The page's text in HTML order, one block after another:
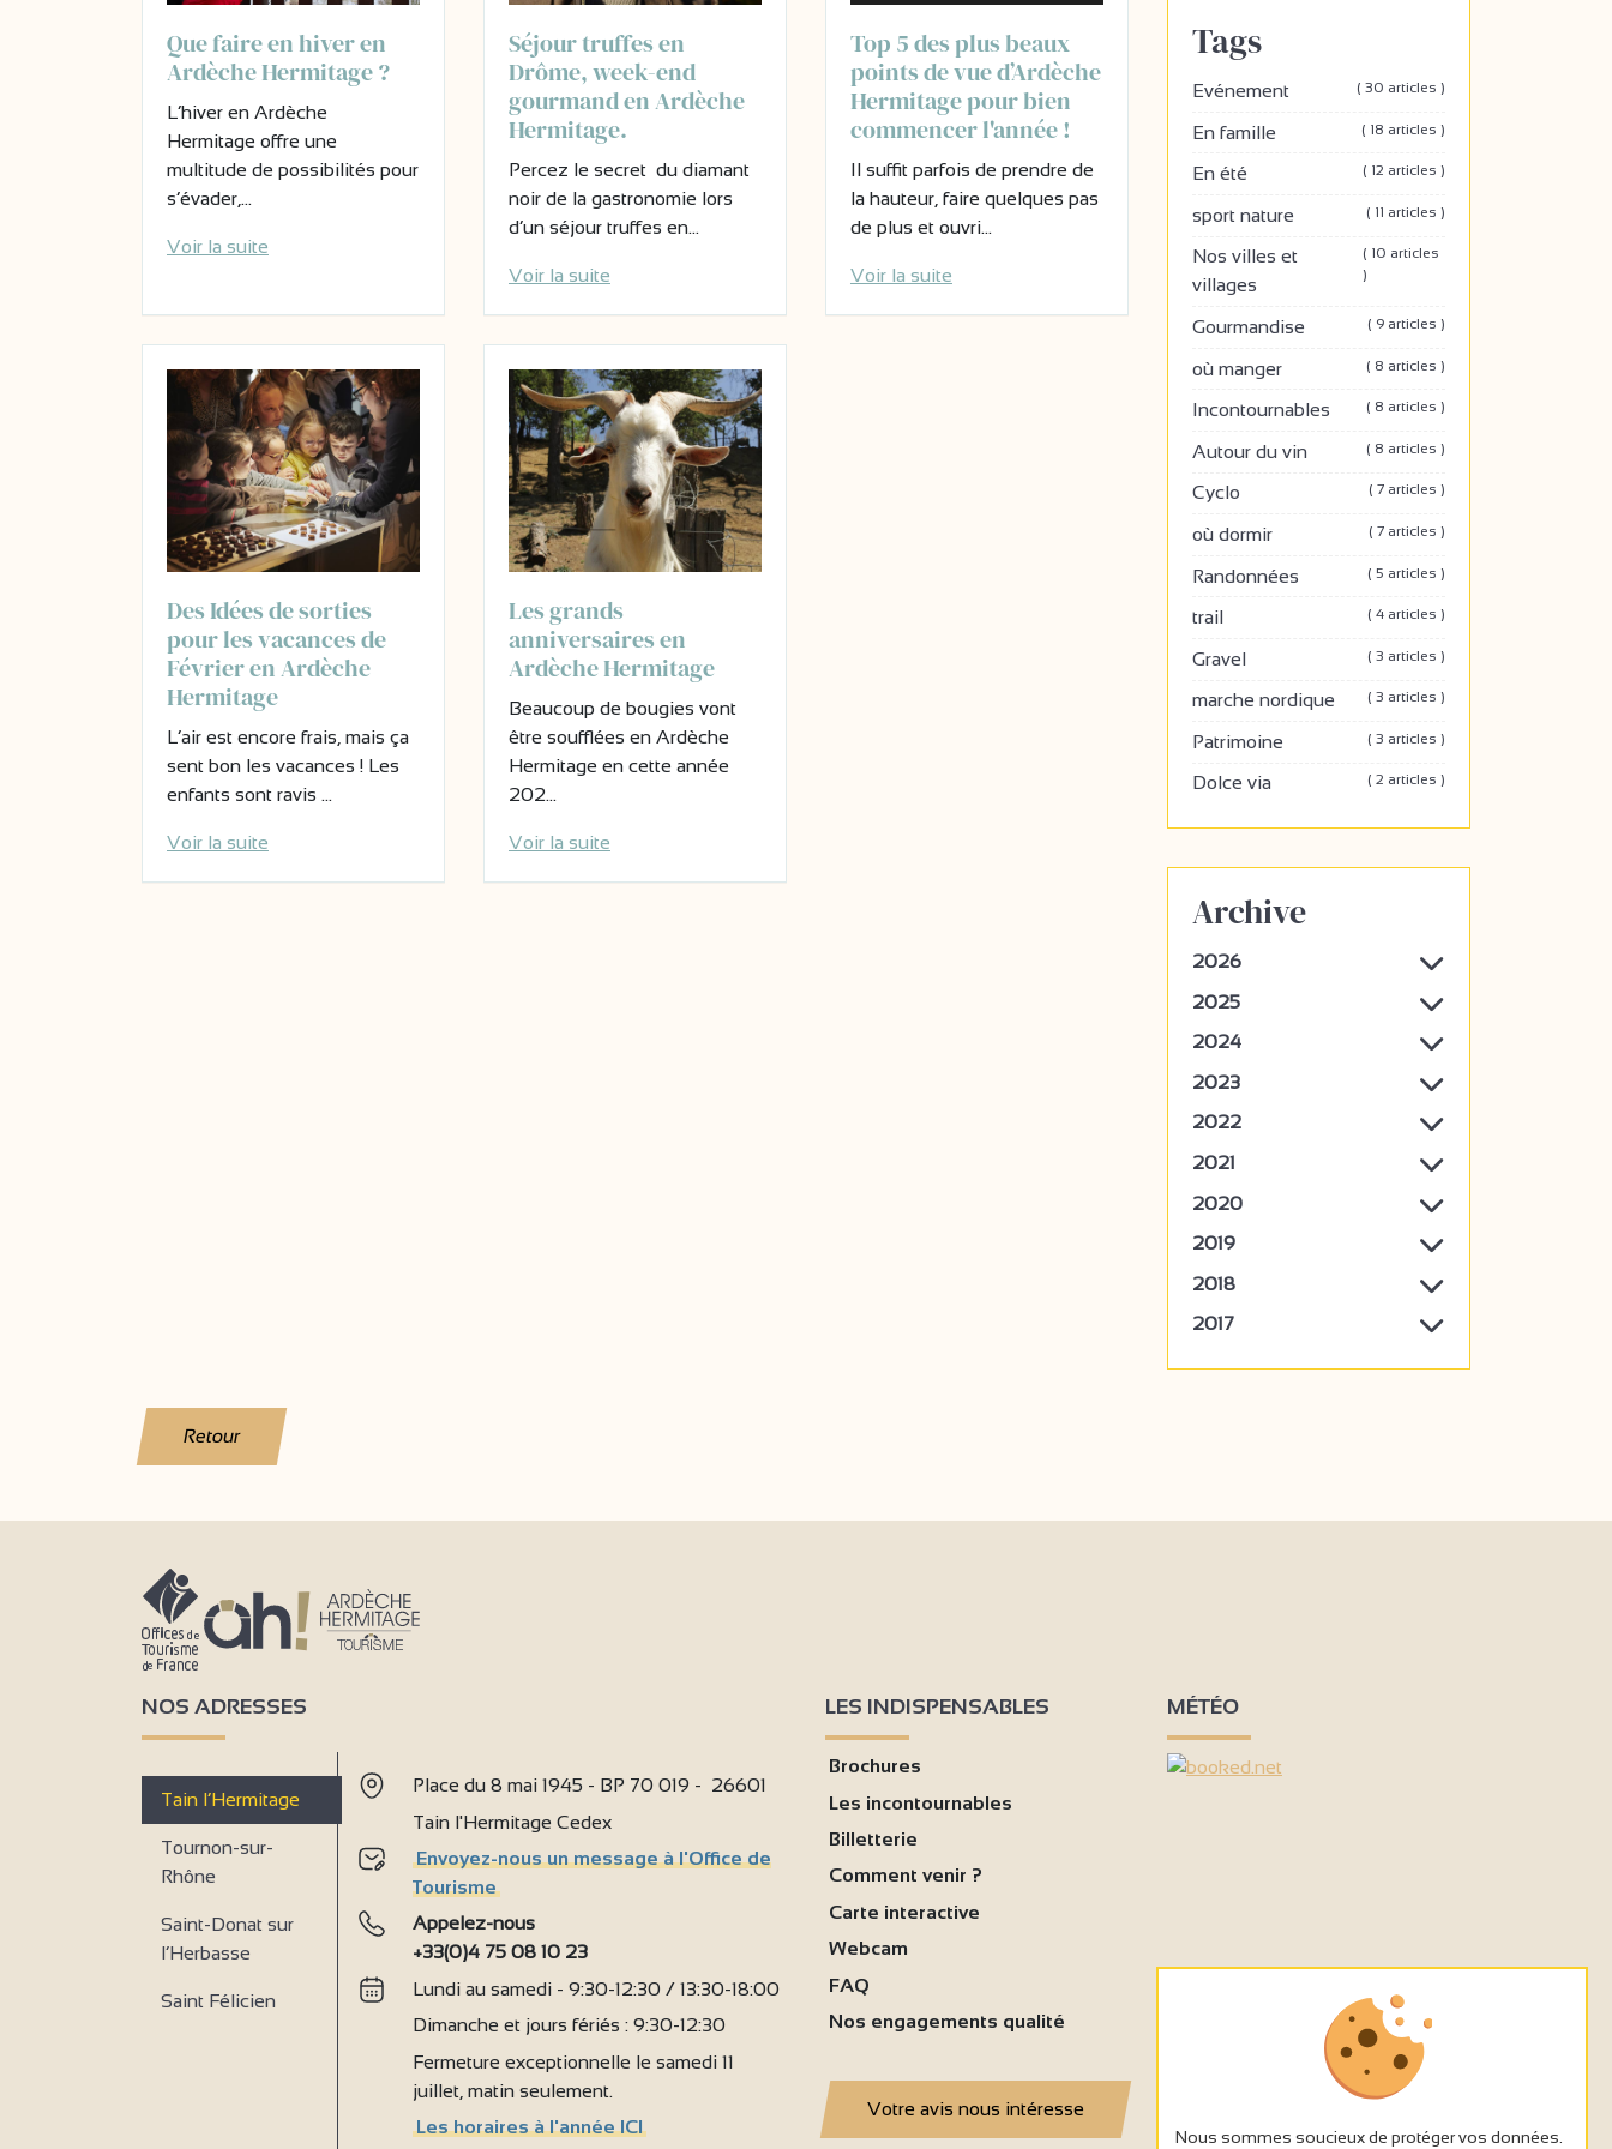
Que faire en hiver en
Ardèche Hermitage ?
L’hiver en Ardèche
Hermitage offre une
multitude de possibilités pour
s’évader,…
Voir la suite
Séjour truffes en
Drôme, week-end
gourmand en Ardèche
Hermitage.
Percez le secret du diamant
noir de la gastronomie lors
d’un séjour truffes en…
Voir la suite
Top 5 des plus beaux
points de vue d’Ardèche
Hermitage pour bien
commencer l'année !
Il suffit parfois de prendre de
la hauteur, faire quelques pas
de plus et ouvri…
Voir la suite
Des Idées de sorties
pour les vacances de
Février en Ardèche
Hermitage
L’air est encore frais, mais ça
sent bon les vacances ! Les
enfants sont ravis …
Voir la suite
Les grands
anniversaires en
Ardèche Hermitage
Beaucoup de bougies vont
être soufflées en Ardèche
Hermitage en cette année
202…
Voir la suite
Tags
Evénement ( 30 articles )
En famille ( 18 articles )
En été ( 12 articles )
sport nature ( 11 articles )
Nos villes et
villages
( 10 articles
)
Gourmandise ( 9 articles )
où manger ( 8 articles )
Incontournables ( 8 articles )
Autour du vin ( 8 articles )
Cyclo ( 7 articles )
où dormir ( 7 articles )
Randonnées ( 5 articles )
trail ( 4 articles )
Gravel ( 3 articles )
marche nordique ( 3 articles )
Patrimoine ( 3 articles )
Dolce via ( 2 articles )
Archive
2026
2025
2024
2023
2022
2021
2020
2019
2018
2017
Retour
NOS ADRESSES
Tain l’Hermitage
Tournon-sur-
Rhône
Saint-Donat sur
l’Herbasse
Saint Félicien
Place du 8 mai 1945 - BP 70 019 - 26601
Tain l'Hermitage Cedex
Envoyez-nous un message à l'Office de
Tourisme
Appelez-nous
+33(0)4 75 08 10 23
Lundi au samedi - 9:30-12:30 / 13:30-18:00
Dimanche et jours fériés : 9:30-12:30
Fermeture exceptionnelle le samedi 11
juillet, matin seulement.
Les horaires à l'année ICI
LES INDISPENSABLES
Brochures
Les incontournables
Billetterie
Comment venir ?
Carte interactive
Webcam
FAQ
Nos engagements qualité
Votre avis nous intéresse
MÉTÉO
Nous sommes soucieux de protéger vos données.